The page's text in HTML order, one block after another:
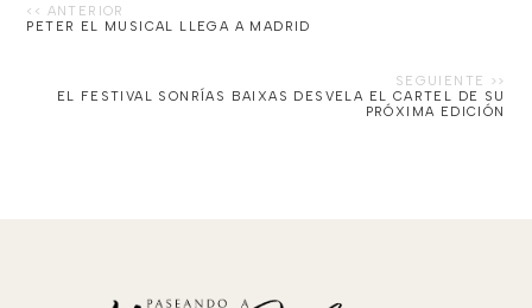
PETER EL MUSICAL LLEGA A MADRID
EL FESTIVAL SONRÍAS BAIXAS DESVELA EL CARTEL DE SU
PRÓXIMA EDICIÓN